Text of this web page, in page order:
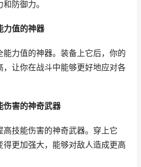
防御力。
值的神器
力值的神器。装备上它后，你的
，让你在战斗中能够更好地应对各
害的神奇武器
技能伤害的神奇武器。穿上它
得更加强大，能够对敌人造成更高